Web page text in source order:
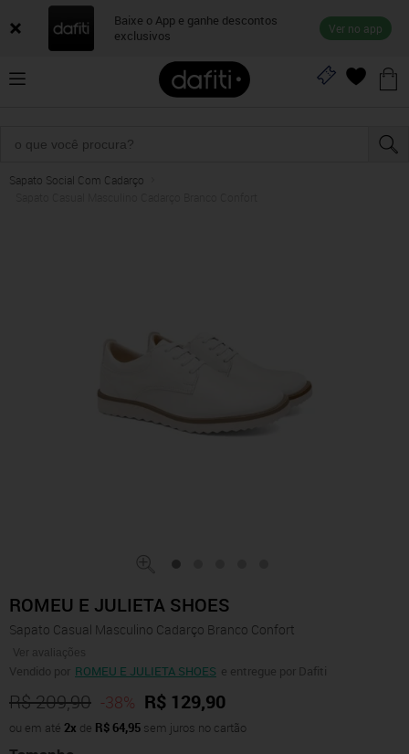
Baixe o App e ganhe descontos
exclusivos
Ver no app
Sapato Social Com Cadarço
ROMEU E JULIETA SHOES
Sapato Casual Masculino Cadarço Branco Confort
Ver avaliações
Vendido por ROMEU E JULIETA SHOES e entregue por Dafiti
R$ 209,90 -38% R$ 129,90
ou em até 2x de R$ 64,95 sem juros no cartão